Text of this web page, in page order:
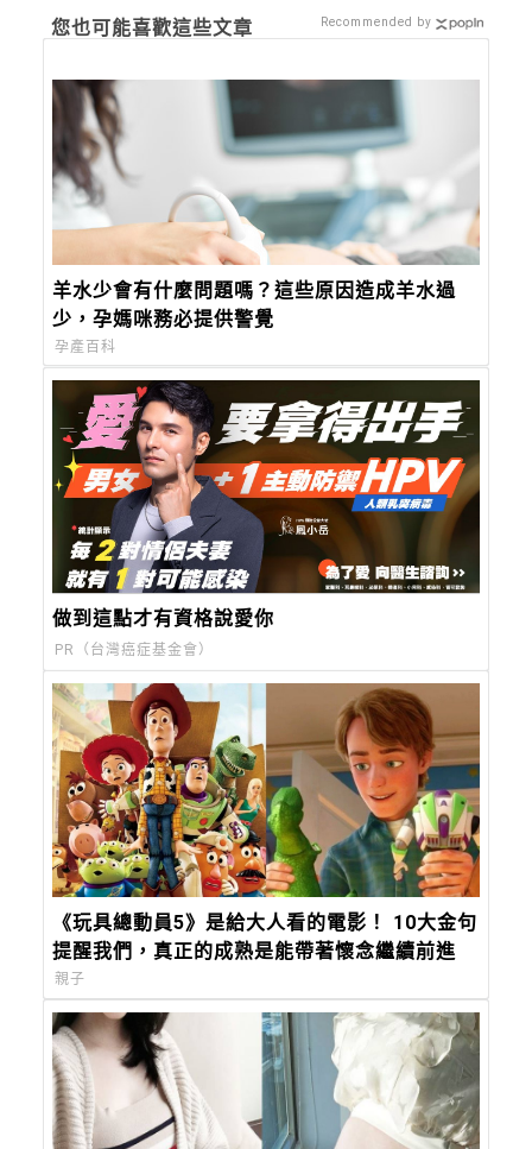
您也可能喜歡這些文章
羊水少會有什麼問題嗎？這些原因造成羊水過
少，孕媽咪務必提供警覺
孕產百科
做到這點才有資格說愛你
PR（台灣癌症基金會）
《玩具總動員5》是給大人看的電影！ 10大金句
提醒我們，真正的成熟是能帶著懷念繼續前進
親子
Recommended by